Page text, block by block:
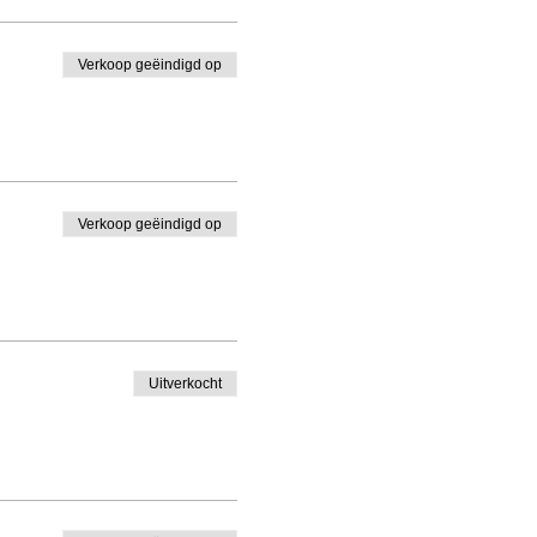
Verkoop geëindigd op
Verkoop geëindigd op
Uitverkocht